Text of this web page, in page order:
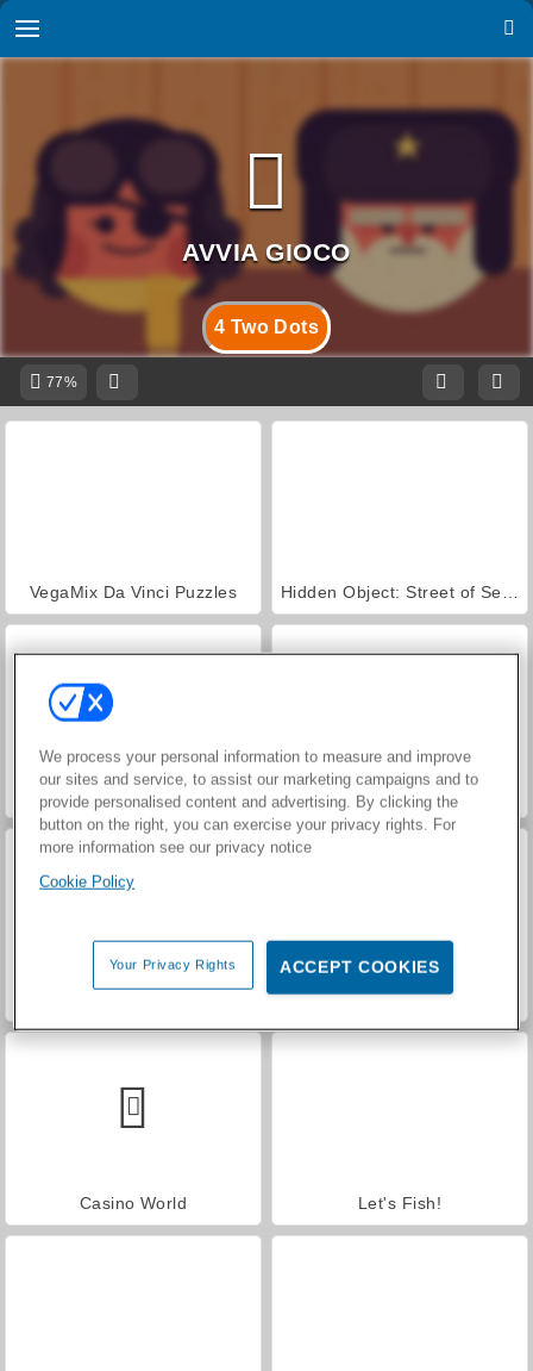
4 Two Dots
77%
VegaMix Da Vinci Puzzles
ASMR Makeover & Makeup Studio World War 2 Shooter
Car Parking City Duel
Casino World Let's Fish!
We process your personal information to measure and improve
our sites and service, to assist our marketing campaigns and to
provide personalised content and advertising. By clicking the
button on the right, you can exercise your privacy rights. For
more information see our privacy notice
Cookie Policy
Your Privacy Rights ACCEPT COOKIES